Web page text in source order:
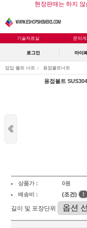
현장판매는 하지
기술자료실 문의
로그인 마이
압입 볼트 너트 용접볼트너트
용접볼트
상품가 :
0원
배송비 :
(조건) !
길이 및 포장단위